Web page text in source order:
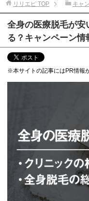
リリエピ TOP キャ
全身の医療脱毛が安
る？キャンペーン
※本サイトの記事にはPR情報